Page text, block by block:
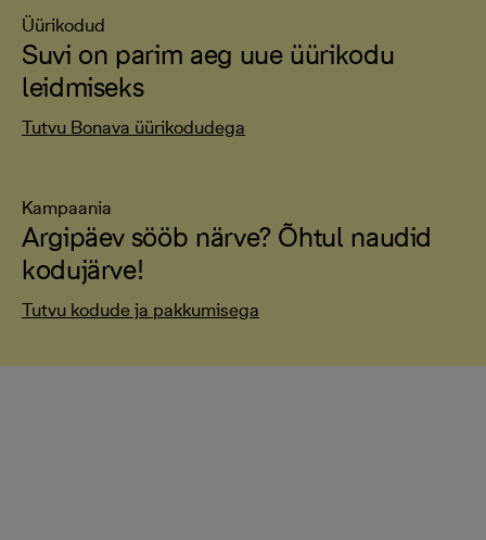
Üürikodud
Suvi on parim aeg uue üürikodu
leidmiseks
Tutvu Bonava üürikodudega
Kampaania
Argipäev sööb närve? Õhtul naudid
kodujärve!
Tutvu kodude ja pakkumisega